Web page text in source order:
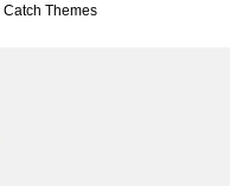
Catch Themes